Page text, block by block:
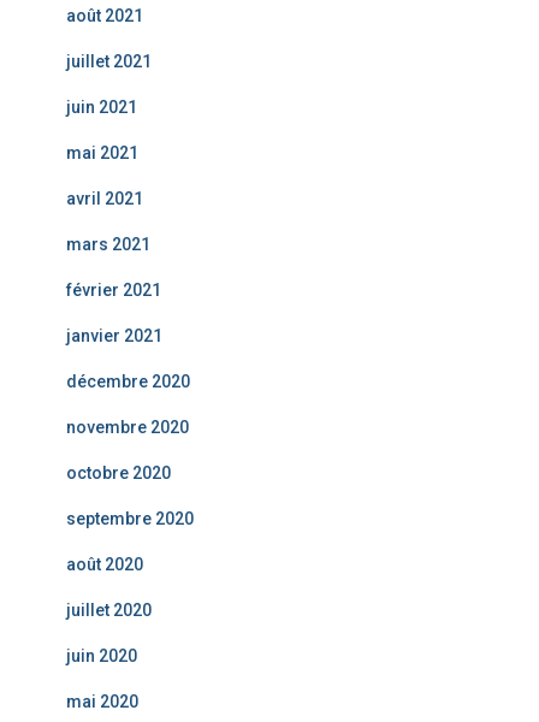
août 2021
juillet 2021
juin 2021
mai 2021
avril 2021
mars 2021
février 2021
janvier 2021
décembre 2020
novembre 2020
octobre 2020
septembre 2020
août 2020
juillet 2020
juin 2020
mai 2020